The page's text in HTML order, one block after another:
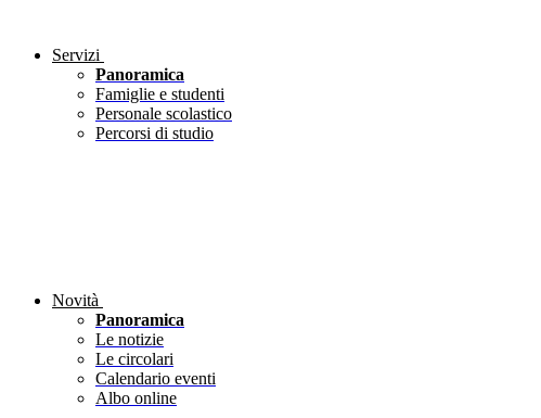
Servizi
Panoramica
Famiglie e studenti
Personale scolastico
Percorsi di studio
Novità
Panoramica
Le notizie
Le circolari
Calendario eventi
Albo online